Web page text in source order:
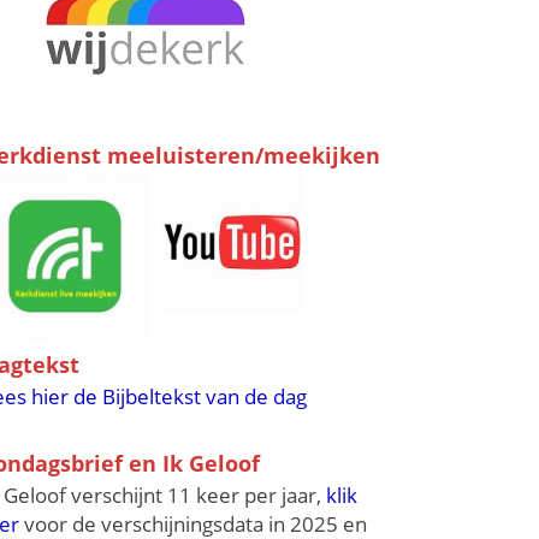
meeluisteren/meekijken
hier de Bijbeltekst van de dag
en Ik Geloof
Geloof verschijnt 11 keer per jaar, klik
voor de verschijningsdata in 2025 en